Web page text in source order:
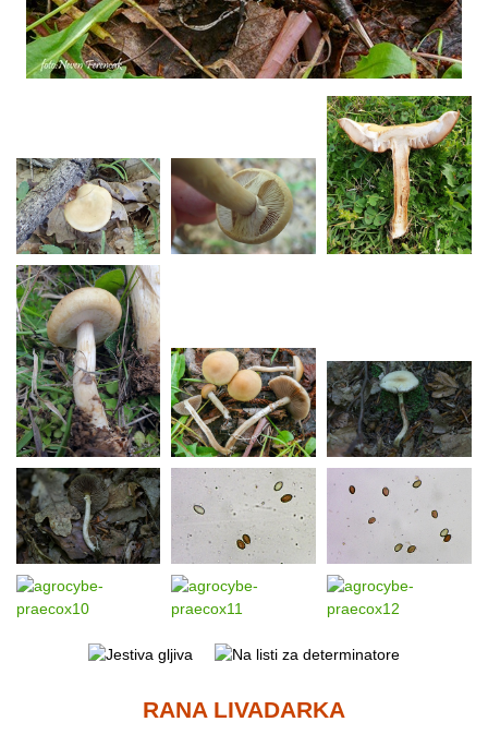
RANA LIVADARKA